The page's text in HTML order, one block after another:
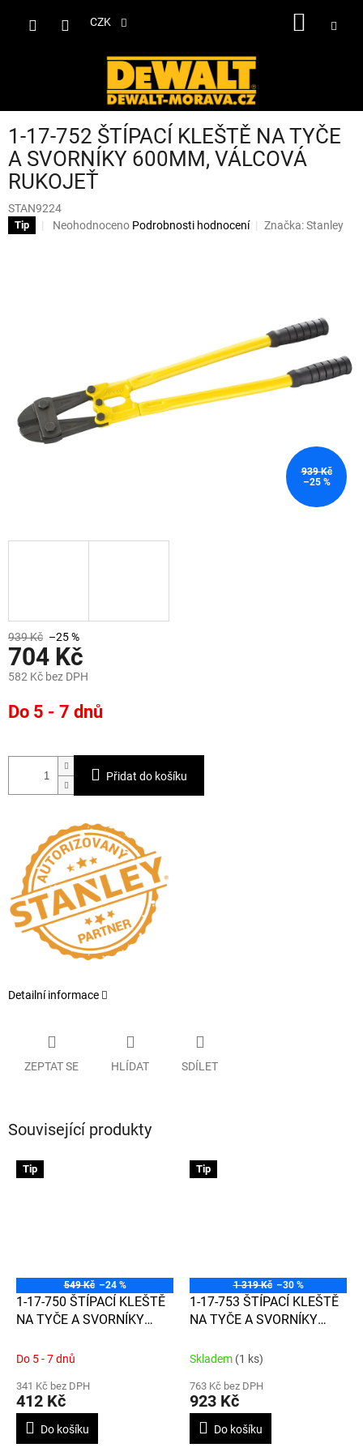
CZK
1-17-752 ŠTÍPACÍ KLEŠTĚ NA TYČE
A SVORNÍKY 600MM, VÁLCOVÁ
RUKOJEŤ
STAN9224
Tip
Průměrné
Neohodnoceno Podrobnosti hodnocení Značka:Stanley
939 Kč
–25 %
939 Kč –25 %
704 Kč
582 Kč bez DPH
cena:
Do 5 - 7 dnů
Přidat do košíku
Detailní informace
ZEPTAT SE HLÍDAT SDÍLET
Související produkty
Tip
549 Kč –24 %
1-17-750 ŠTÍPACÍ KLEŠTĚ
NA TYČE A SVORNÍKY
RUKOJEŤ
Do 5 - 7 dnů
341 Kč bez DPH
412 Kč
Do košíku
Tip
1 319 Kč –30 %
1-17-753 ŠTÍPACÍ KLEŠTĚ
NA TYČE A SVORNÍKY
RUKOJEŤ
Skladem (1 ks)
763 Kč bez DPH
923 Kč
Do košíku